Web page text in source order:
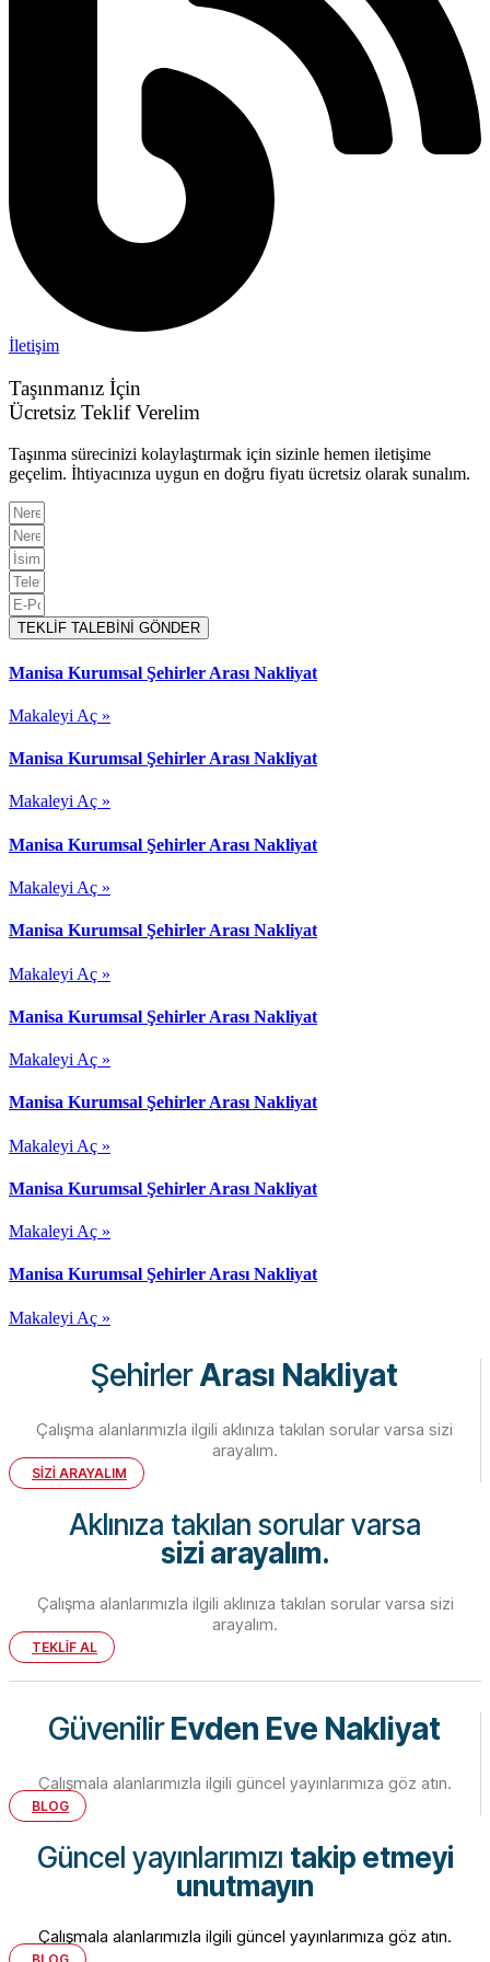
İletişim
Taşınmanız İçin
Ücretsiz Teklif Verelim
Taşınma sürecinizi kolaylaştırmak için sizinle hemen iletişime
geçelim. İhtiyacınıza uygun en doğru fiyatı ücretsiz olarak sunalım.
TEKLİF TALEBİNİ GÖNDER
Manisa Kurumsal Şehirler Arası Nakliyat
Makaleyi Aç »
Manisa Kurumsal Şehirler Arası Nakliyat
Makaleyi Aç »
Manisa Kurumsal Şehirler Arası Nakliyat
Makaleyi Aç »
Manisa Kurumsal Şehirler Arası Nakliyat
Makaleyi Aç »
Manisa Kurumsal Şehirler Arası Nakliyat
Makaleyi Aç »
Manisa Kurumsal Şehirler Arası Nakliyat
Makaleyi Aç »
Manisa Kurumsal Şehirler Arası Nakliyat
Makaleyi Aç »
Manisa Kurumsal Şehirler Arası Nakliyat
Makaleyi Aç »
ŞehirlerArası Nakliyat
Çalışma alanlarımızla ilgili aklınıza takılan sorular varsa sizi
arayalım.
SİZİ ARAYALIM
Aklınıza takılan sorular varsa
sizi arayalım.
Çalışma alanlarımızla ilgili aklınıza takılan sorular varsa sizi
arayalım.
TEKLİF AL
GüvenilirEvden Eve Nakliyat
Çalışmala alanlarımızla ilgili güncel yayınlarımıza göz atın.
BLOG
Güncel yayınlarımızı takip etmeyi
unutmayın
Çalışmala alanlarımızla ilgili güncel yayınlarımıza göz atın.